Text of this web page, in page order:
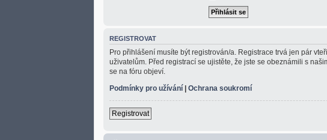
REGISTROVAT
Pro přihlášení musíte být registrován/a. Registrace trvá jen pár
uživatelům. Před registrací se ujistěte, že jste se obeznámili s
se na fóru objeví.
Podmínky pro užívání
Ochrana soukromí
Registrovat